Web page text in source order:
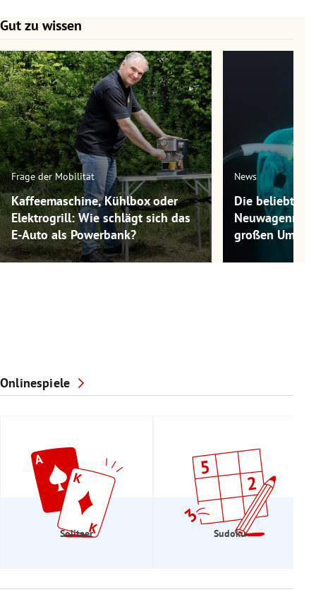
Gut zu wissen
Slide 1 von 7
Frage der Mobilität
Kaffeemaschine, Kühlbox oder
Elektrogrill: Wie schlägt sich das
E-Auto als Powerbank?
News
Die
großen
Onlinespiele
Solitaer Sudoku